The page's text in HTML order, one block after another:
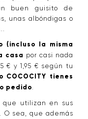
buen guisito de
unas albóndigas o
(incluso la misma
casa por casi nada
€ y 1,95 € según tu
COCOCITY tienes
pedido
que utilizan en sus
O sea, que además